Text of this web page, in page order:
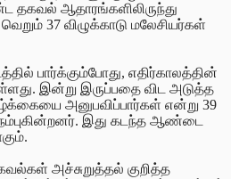
தகவல் ஆதாரங்களிலிருந்து
37 விழுக்காடு மலேசியர்கள்
பார்க்கும்போது, எதிர்காலத்தின்
இன்று இருப்பதை விட அடுத்த
அனுபவிப்பார்கள் என்று 39
நம்புகின்றனர். இது கடந்த ஆண்டை
அச்சுறுத்தல் குறித்த